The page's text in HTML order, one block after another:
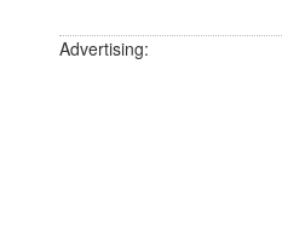
Advertising: